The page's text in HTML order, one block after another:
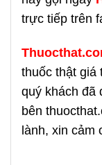
trực tiếp trên
thuốc thật giá
quý khách đã
bên
lành, xin cảm